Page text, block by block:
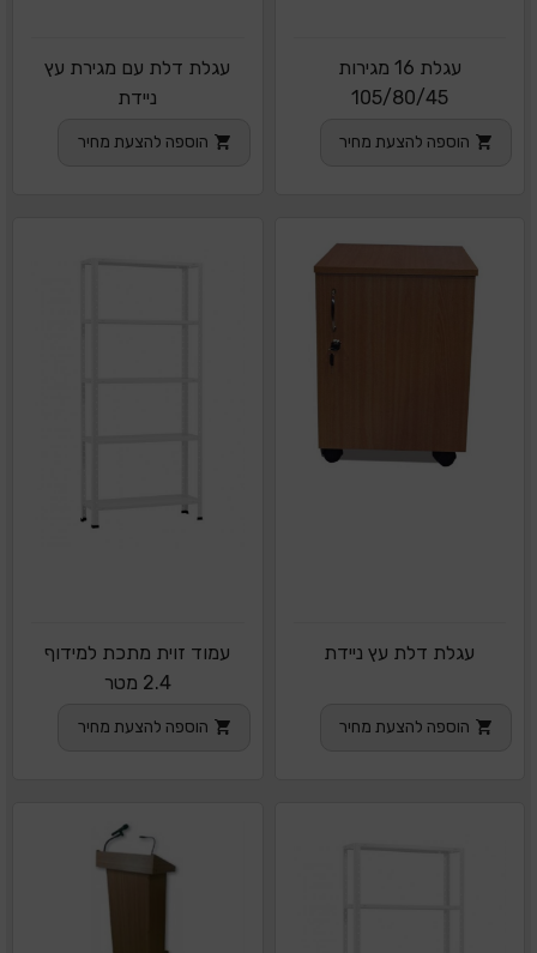
עגלת 16 מגירות
105/80/45
הוספה להצעת מחיר
עגלת דלת עם מגירת עץ
ניידת
הוספה להצעת מחיר
עגלת דלת עץ ניידת
הוספה להצעת מחיר
עמוד זוית מתכת למידוף
2.4 מטר
הוספה להצעת מחיר